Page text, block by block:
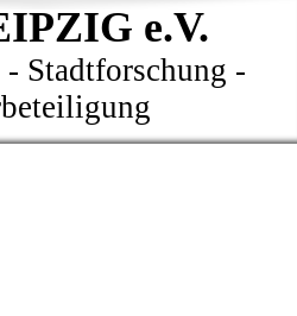
e.V.
Stadtforschung -